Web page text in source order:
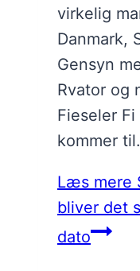
virkelig
Danmark,
Gensyn
Rvator og
Fieseler
kommer
Læs mere
bliver det
dato